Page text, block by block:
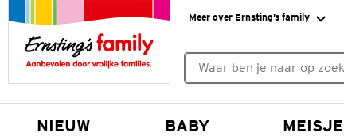
Meer over Ernsting’s family
NIEUW BABY